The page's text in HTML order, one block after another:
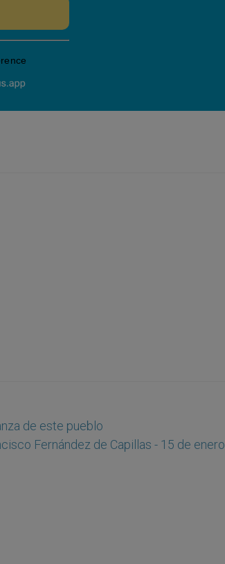
de este pueblo
Fernández de Capillas - 15 de enero